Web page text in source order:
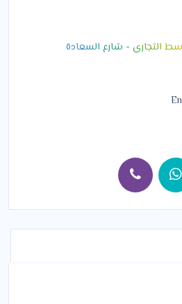
التجاري - شارع السعادة